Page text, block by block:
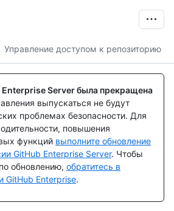
Управление доступом к репозиторию
Enterprise Server была прекращена
выпускаться не будут
проблемах безопасности. Для
повышения
функций выполните обновление
GitHub Enterprise Server. Чтобы
обновлению, обратитесь в
Enterprise.